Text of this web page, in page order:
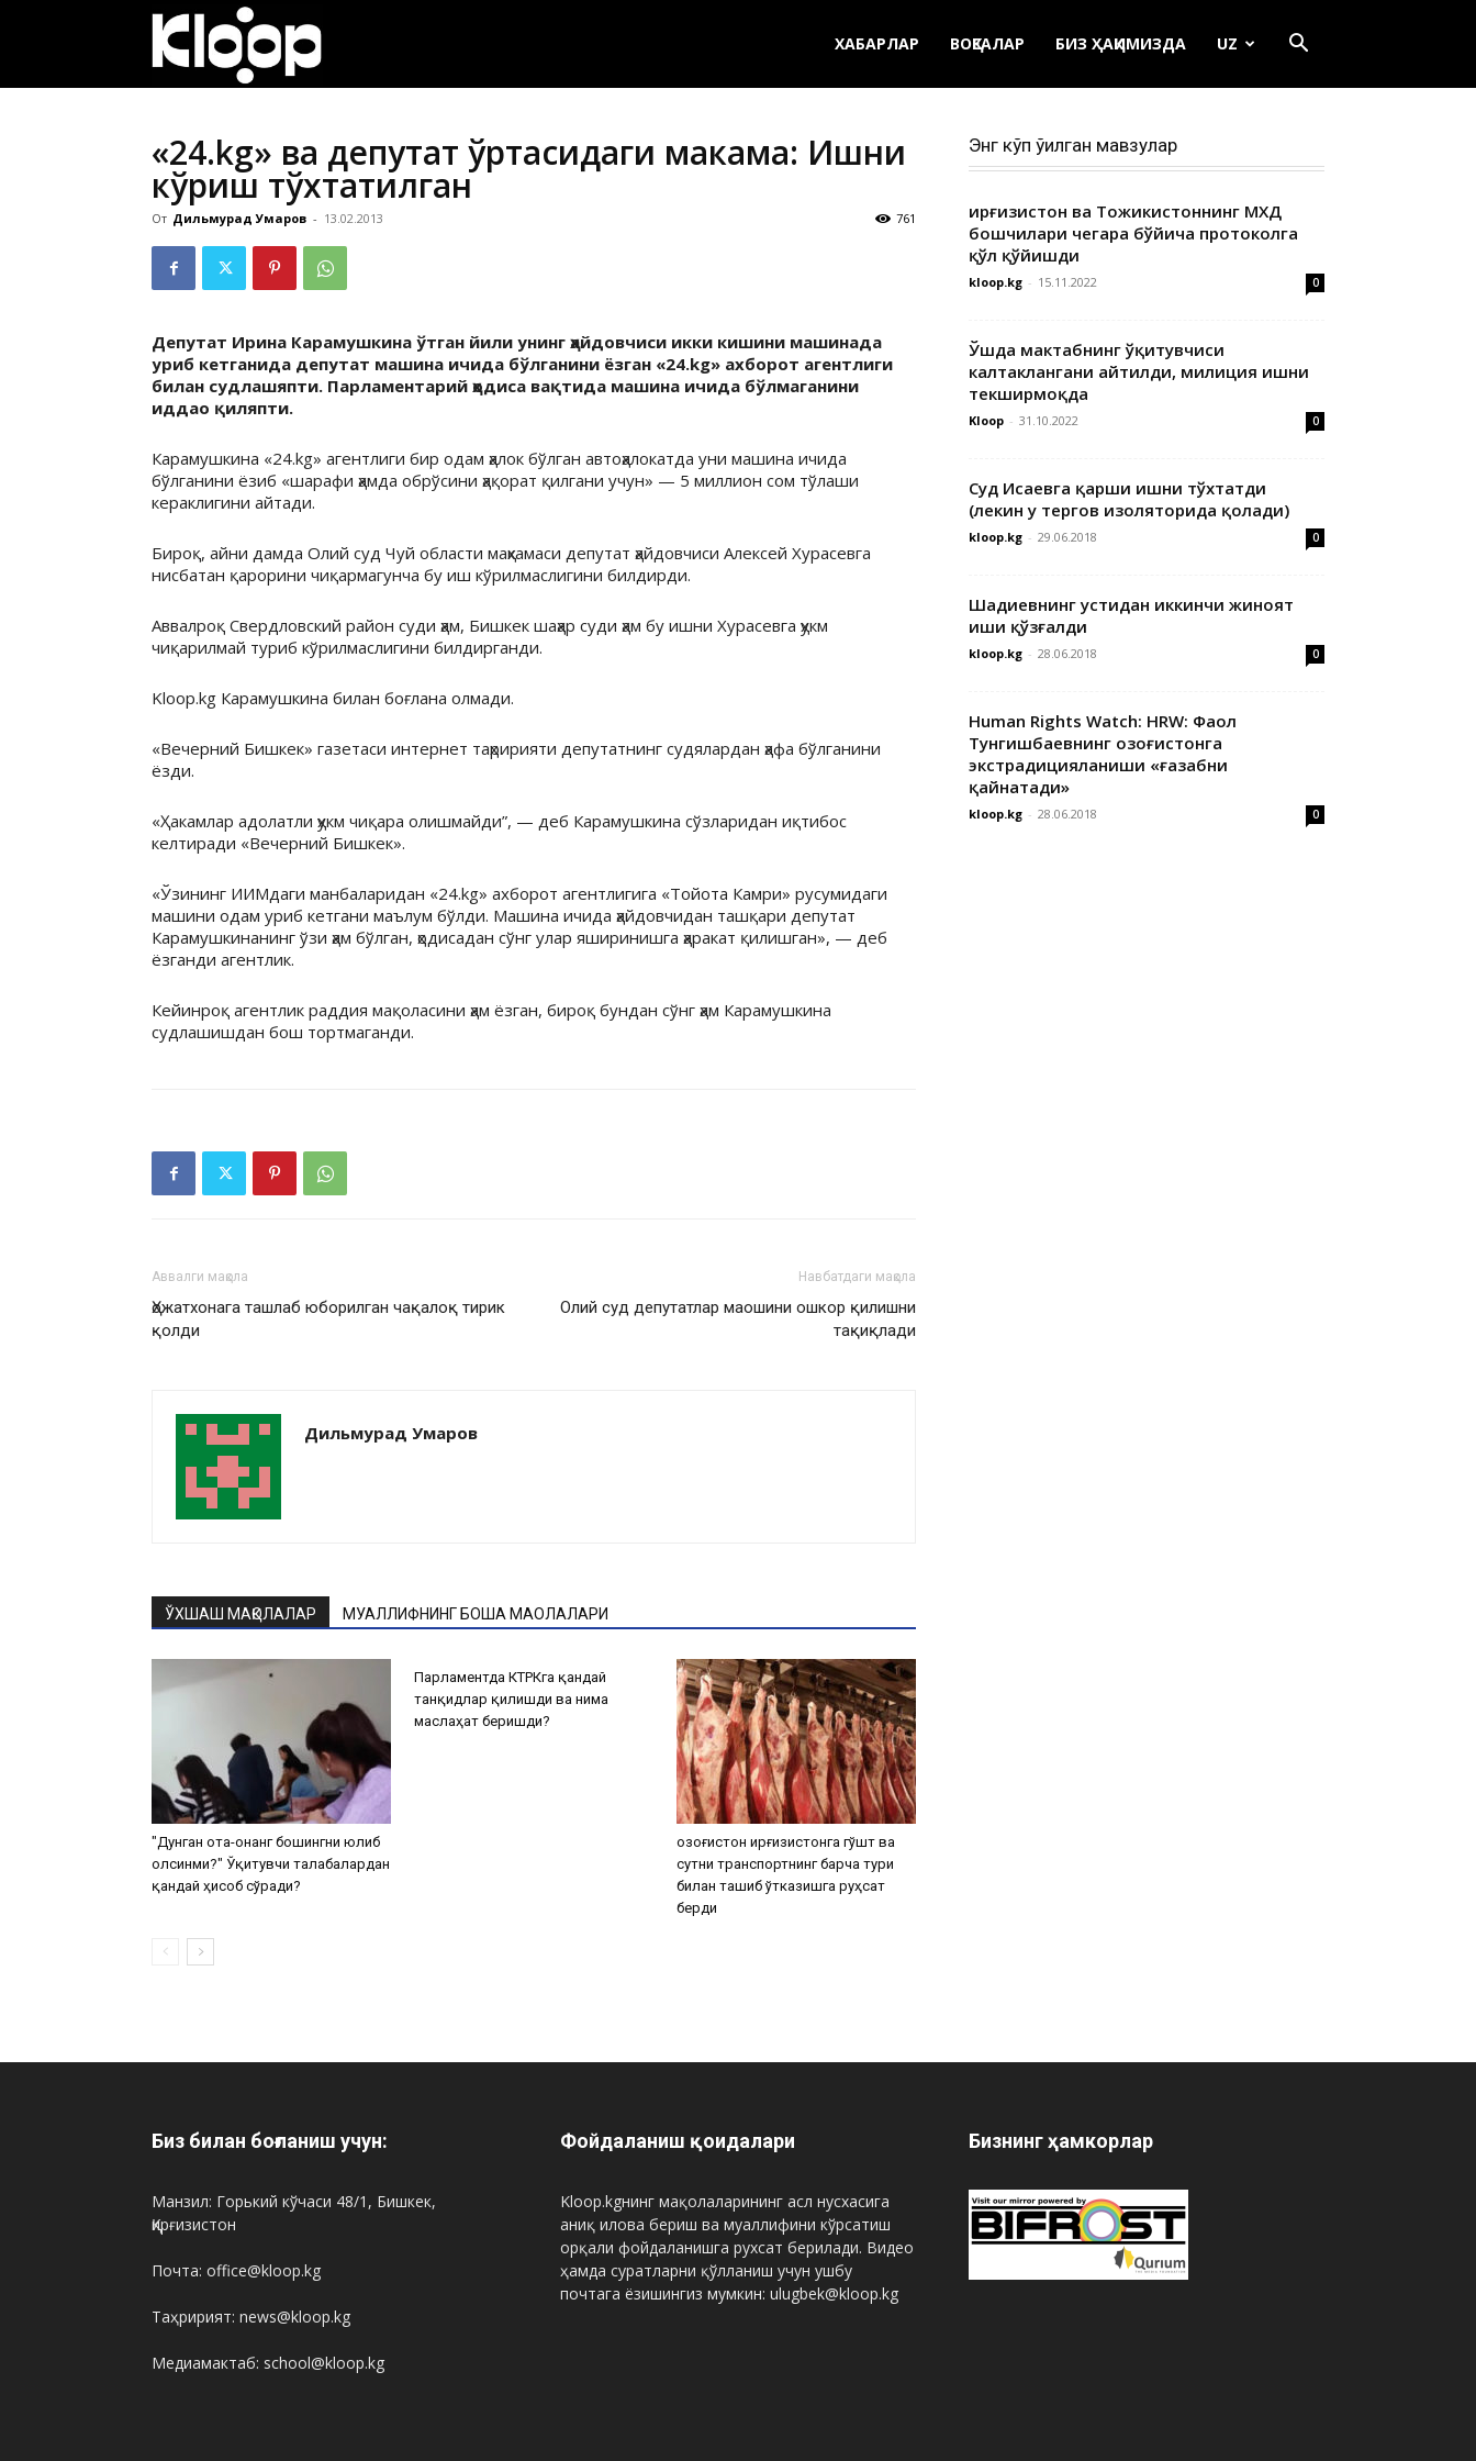
ХАБАРЛАР ВОҚЕАЛАР БИЗ ҲАҚИМИЗДА UZ
«24.kg» ва депутат ўртасидаги маҳкама: Ишни
кўриш тўхтатилган
От Дильмурад Умаров - 13.02.2013 761
Депутат Ирина Карамушкина ўтган йили унинг ҳайдовчиси икки кишини машинада
уриб кетганида депутат машина ичида бўлганини ёзган «24.kg» ахборот агентлиги
билан судлашяпти. Парламентарий ҳодиса вақтида машина ичида бўлмаганини
иддао қиляпти.
Карамушкина «24.kg» агентлиги бир одам ҳалок бўлган автоҳалокатда уни машина ичида
бўлганини ёзиб «шарафи ҳамда обрўсини ҳақорат қилгани учун» — 5 миллион сом тўлаши
кераклигини айтади.
Бироқ, айни дамда Олий суд Чуй области маҳкамаси депутат ҳайдовчиси Алексей Хурасевга
нисбатан қарорини чиқармагунча бу иш кўрилмаслигини билдирди.
Аввалроқ Свердловский район суди ҳам, Бишкек шаҳар суди ҳам бу ишни Хурасевга ҳукм
чиқарилмай туриб кўрилмаслигини билдирганди.
Kloop.kg Карамушкина билан боғлана олмади.
«Вечерний Бишкек» газетаси интернет таҳририяти депутатнинг судялардан ҳафа бўлганини
ёзди.
«Ҳакамлар адолатли ҳукм чиқара олишмайди”, — деб Карамушкина сўзларидан иқтибос
келтиради «Вечерний Бишкек».
«Ўзининг ИИМдаги манбаларидан «24.kg» ахборот агентлигига «Тойота Камри» русумидаги
машини одам уриб кетгани маълум бўлди. Машина ичида ҳайдовчидан ташқари депутат
Карамушкинанинг ўзи ҳам бўлган, ҳодисадан сўнг улар яширинишга ҳаракат қилишган», — деб
ёзганди агентлик.
Кейинроқ агентлик раддия мақоласини ҳам ёзган, бироқ бундан сўнг ҳам Карамушкина
судлашишдан бош тортмаганди.
Аввалги мақола
Ҳожатхонага ташлаб юборилган чақалоқ тирик
қолди
Навбатдаги мақола
Олий суд депутатлар маошини ошкор қилишни
тақиқлади
Дильмурад Умаров
ЎХШАШ МАҚОЛАЛАР МУАЛЛИФНИНГ БОШҚА МАҚОЛАЛАРИ
"Дунган ота-онанг бошингни юлиб
олсинми?" Ўқитувчи талабалардан
қандай ҳисоб сўради?
Парламентда КТРКга қандай
танқидлар қилишди ва нима
маслаҳат беришди?
Қозоғистон Қирғизистонга гўшт ва
сутни транспортнинг барча тури
билан ташиб ўтказишга руҳсат
берди
Энг кўп ўқилган мавзулар
Қирғизистон ва Тожикистоннинг МХДҚ
бошчилари чегара бўйича протоколга
қўл қўйишди
kloop.kg - 15.11.2022 0
Ўшда мактабнинг ўқитувчиси
калтаклангани айтилди, милиция ишни
текширмоқда
Kloop - 31.10.2022 0
Суд Исаевга қарши ишни тўхтатди
(лекин у тергов изоляторида қолади)
kloop.kg - 29.06.2018 0
Шадиевнинг устидан иккинчи жиноят
иши қўзғалди
kloop.kg - 28.06.2018 0
Human Rights Watch: HRW: Фаол
Тунгишбаевнинг Қозоғистонга
экстрадицияланиши «ғазабни
қайнатади»
kloop.kg - 28.06.2018 0
Биз билан боғланиш учун:
Манзил: Горький кўчаси 48/1, Бишкек,
Қирғизистон
Почта: office@kloop.kg
Таҳририят: news@kloop.kg
Медиамактаб: school@kloop.kg
Фойдаланиш қоидалари
Kloop.kgнинг мақолаларининг асл нусхасига
аниқ илова бериш ва муаллифини кўрсатиш
орқали фойдаланишга рухсат берилади. Видео
ҳамда суратларни қўлланиш учун ушбу
почтага ёзишингиз мумкин: ulugbek@kloop.kg
Бизнинг ҳамкорлар